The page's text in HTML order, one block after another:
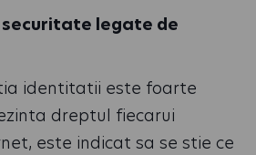
legate de
identitatii este foarte
dreptul fiecarui
este indicat sa se stie ce